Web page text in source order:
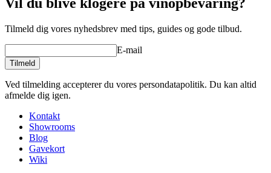
Tilmeld dig vores nyhedsbrev med tips, guides og gode tilbud.
E-mail
Tilmeld
Ved tilmelding accepterer du vores persondatapolitik. Du kan altid
afmelde dig igen.
Kontakt
Showrooms
Blog
Gavekort
Wiki